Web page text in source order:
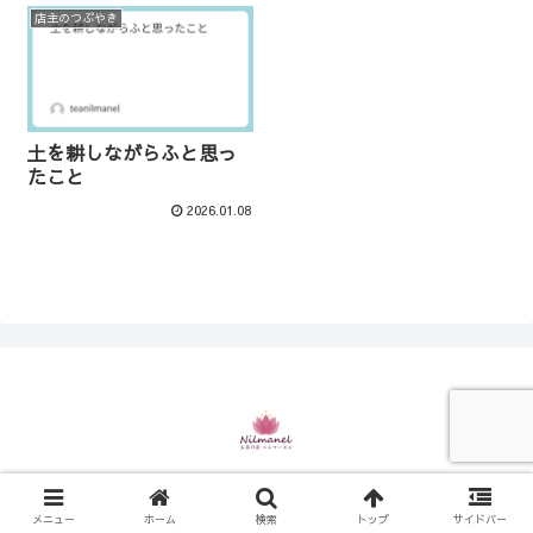
店主のつぶやき
土を耕しながらふと思っ
たこと
2026.01.08
© 2021 お茶の店 ニルマーネル.
メニュー ホーム 検索 トップ サイドバー